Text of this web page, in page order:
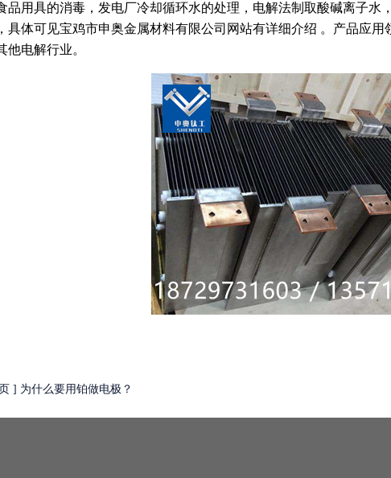
品用具的消毒，发电厂冷却循环水的处理，电解法制取酸碱离子水
具体可见宝鸡市申奥金属材料有限公司网站有详细介绍 。产品应用
他电解行业。
] 为什么要用铂做电极？